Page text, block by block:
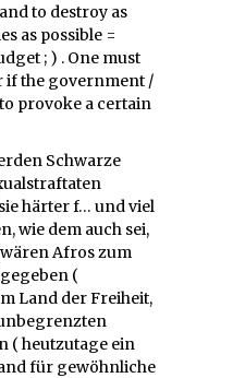
to destroy as
as possible =
; ) . One must
if the government /
provoke a certain
Schwarze
härter f… und viel
wie dem auch sei,
Afros zum
(
Land der Freiheit,
( heutzutage ein
für gewöhnliche